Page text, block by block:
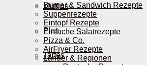
Muffins
Pies
Tartes
Burger & Sandwich Rezepte
Suppenrezepte
Eintopf Rezepte
Einfache Salatrezepte
Pizza & Co.
AirFryer Rezepte
Länder & Regionen